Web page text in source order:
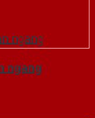
ngang